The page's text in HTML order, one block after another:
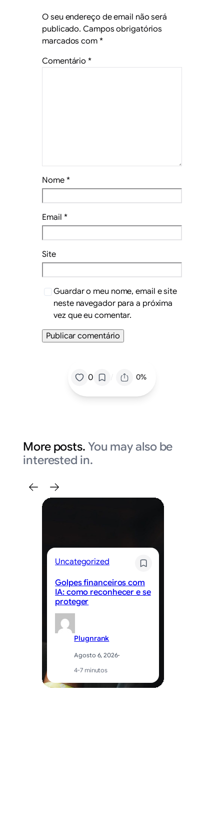
O seu endereço de email não será
publicado. Campos obrigatórios
marcados com *
Comentário*
Nome *
Email *
Site
Guardar o meu nome, email e site
neste navegador para a próxima
vez que eu comentar.
0 / 0%
More posts. You may also be
interested in.
Uncategorized
Golpes financeiros com
IA: como reconhecer e se
proteger
Plugnrank
Agosto 6, 2026·
4-7 minutos